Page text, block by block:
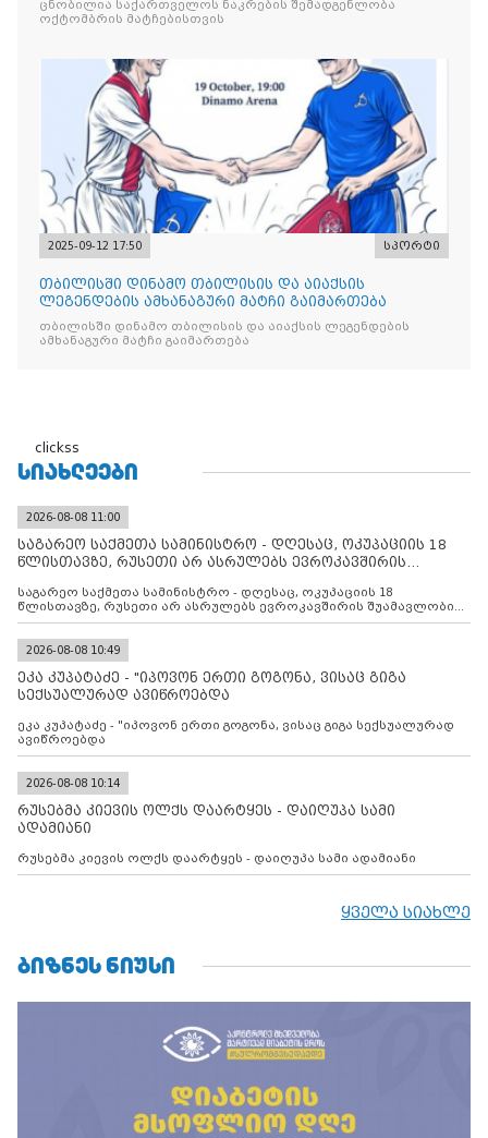
ცნობილია საქართველოს ნაკრების შემადგენლობა
ოქტომბრის მატჩებისთვის
2025-09-12 17:50 სპორტი
თბილისში დინამო თბილისის და აიაქსის
ლეგენდების ამხანაგური მატჩი გაიმართება
თბილისში დინამო თბილისის და აიაქსის ლეგენდების
ამხანაგური მატჩი გაიმართება
clickss
ᲡᲘᲐᲮᲚᲔᲔᲑᲘ
2026-08-08 11:00
საგარეო საქმეთა სამინისტრო - დღესაც, ოკუპაციის 18
წლისთავზე, რუსეთი არ ასრულებს ევროკავშირის
საგარეო საქმეთა სამინისტრო - დღესაც, ოკუპაციის 18
წლისთავზე, რუსეთი არ ასრულებს ევროკავშირის შუამავლობით
დადებულ 2008 წლის 12 აგვისტოს ცეცხლის შეწყვეტის
კონტროლს ოკუპირებულ რეგიონებში, აგრძელებს მათი
მილიტარიზაციის პროცესს და აქტიურად დგამს ნაბიჯებს მათი
ფაქტობრივი ანექსიისკენ
2026-08-08 10:49
ეკა კუპატაძე - "იპოვონ ერთი გოგონა, ვისაც გიგა
სექსუალურად ავიწროებდა
ეკა კუპატაძე - "იპოვონ ერთი გოგონა, ვისაც გიგა სექსუალურად
ავიწროებდა
2026-08-08 10:14
რუსებმა კიევის ოლქს დაარტყეს - დაიღუპა სამი
ადამიანი
რუსებმა კიევის ოლქს დაარტყეს - დაიღუპა სამი ადამიანი
ყველა სიახლე
ᲑᲘᲖᲜᲔᲡ ᲜᲘᲣᲡᲘ